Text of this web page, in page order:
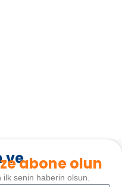
veabone olun
senin haberin olsun.